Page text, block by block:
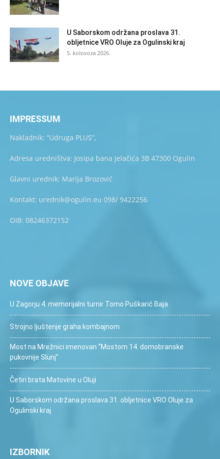
U Saborskom održana proslava 31.
obljetnice VRO Oluje za Ogulinski kraj
5. kolovoza 2026.
IMPRESSUM
Nakladnik: “Udruga PLUS”,
Adresa uredništva: Josipa bana Jelačića 3B 47300 Ogulin
Glavni urednik: Marija Brozović
Kontakt: urednik@ogulin.eu 098/ 9422256
OIB: 08246372152
NOVE OBJAVE
U Zagorju 4. memorijalni turnir Tomo Puškarić Baja
Strojno ljuštenje graha kombajnom
Most na Mrežnici imenovan “Mostom 14. domobranske
pukovnije Slunj”
Četiri brata Matovine u Oluji
U Saborskom održana proslava 31. obljetnice VRO Oluje za
Ogulinski kraj
IZBORNIK